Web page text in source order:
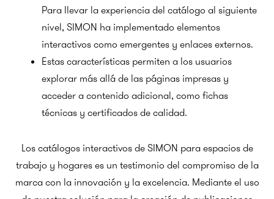
Para llevar la experiencia del catálogo al siguiente
nivel, SIMON ha implementado elementos
interactivos como emergentes y enlaces externos.
Estas características permiten a los usuarios
explorar más allá de las páginas impresas y
acceder a contenido adicional, como fichas
técnicas y certificados de calidad.
Los catálogos interactivos de SIMON para espacios de
trabajo y hogares es un testimonio del compromiso de la
marca con la innovación y la excelencia. Mediante el uso